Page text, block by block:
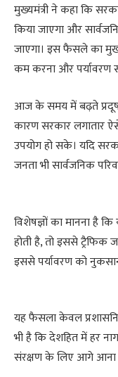
मुख्यमंत्री ने कहा कि
किया जाएगा और
जाएगा। इस फैसले का
कम करना और पर्यावरण
आज के समय में बढ़ते
कारण सरकार लगातार
उपयोग हो सके। यदि
जनता भी सार्वजनिक
विशेषज्ञों का मानना है
होती है, तो इससे ट्रैफिक
इससे पर्यावरण को
यह फैसला केवल
भी है कि देशहित में हर
संरक्षण के लिए आगे आना